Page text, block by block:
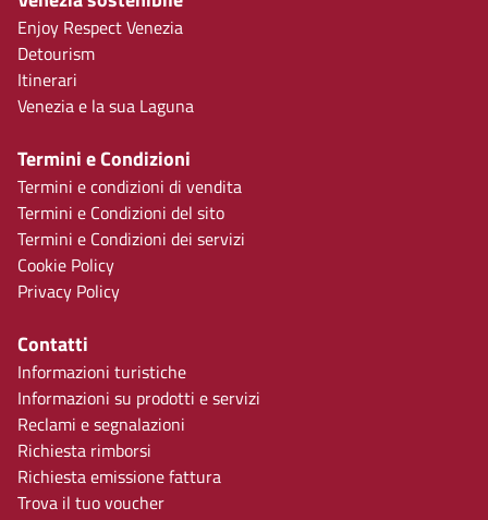
Enjoy Respect Venezia
Detourism
Itinerari
Venezia e la sua Laguna
Termini e Condizioni
Termini e condizioni di vendita
Termini e Condizioni del sito
Termini e Condizioni dei servizi
Cookie Policy
Privacy Policy
Contatti
Informazioni turistiche
Informazioni su prodotti e servizi
Reclami e segnalazioni
Richiesta rimborsi
Richiesta emissione fattura
Trova il tuo voucher